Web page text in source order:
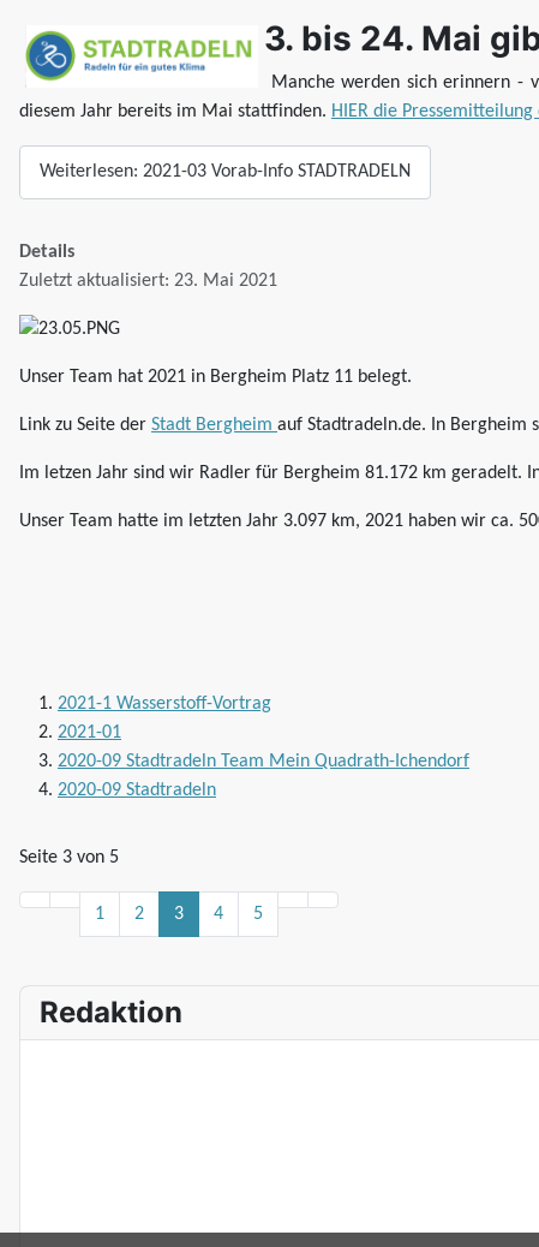
3. bis 24. Mai
Manche werden sich erinnern -
diesem Jahr bereits im Mai stattfinden. HIER die
Weiterlesen: 2021-03 Vorab-Info STADTRADELN
Details
Zuletzt aktualisiert: 23. Mai 2021
Unser Team hat 2021 in Bergheim Platz 11 belegt.
Link zu Seite der Stadt Bergheim auf Stadtradeln.de. In Bergheim
Im letzen Jahr sind wir Radler für Bergheim 81.172 km geradelt.
Unser Team hatte im letzten Jahr 3.097 km, 2021 haben wir ca.
2021-1 Wasserstoff-Vortrag
2021-01
2020-09 Stadtradeln Team Mein Quadrath-Ichendorf
2020-09 Stadtradeln
Seite 3 von 5
1 2 3 4 5
Redaktion